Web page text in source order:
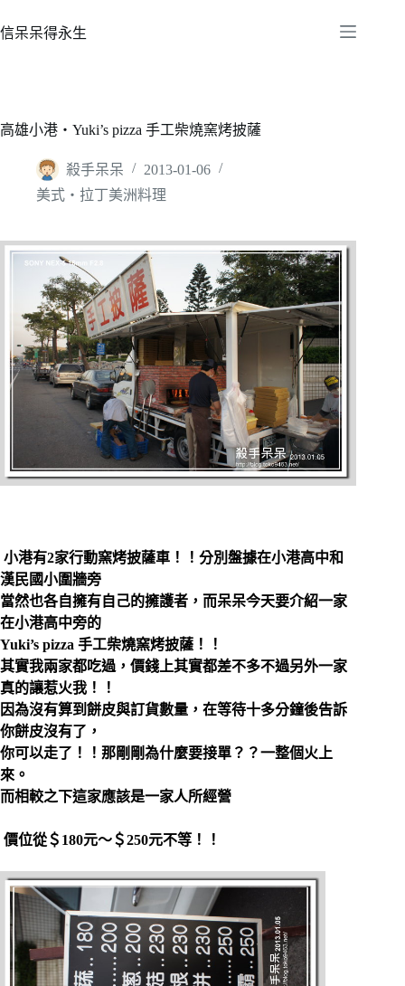
至
容
信呆呆得永生
高雄小港‧Yuki’s pizza 手工柴燒窯烤披薩
殺手呆呆
2013-01-06
美式‧拉丁美洲料理
小港有2家行動窯烤披薩車！！分別盤據在小港高中和
漢民國小圍牆旁
當然也各自擁有自己的擁護者，而呆呆今天要介紹一家
在小港高中旁的
Yuki’s pizza 手工柴燒窯烤披薩！！
其實我兩家都吃過，價錢上其實都差不多不過另外一家
真的讓惹火我！！
因為沒有算到餅皮與訂貨數量，在等待十多分鐘後告訴
你餅皮沒有了，
你可以走了！！那剛剛為什麼要接單？？一整個火上
來。
而相較之下這家應該是一家人所經營
價位從＄180元～＄250元不等！！